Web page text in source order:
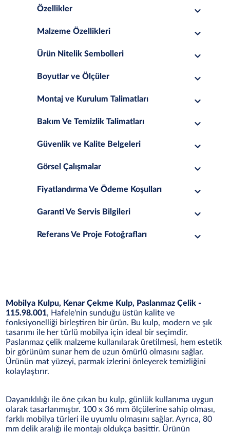
Özellikler
Malzeme Özellikleri
Ürün Nitelik Sembolleri
Boyutlar ve Ölçüler
Montaj ve Kurulum Talimatları
Bakım Ve Temizlik Talimatları
Güvenlik ve Kalite Belgeleri
Görsel Çalışmalar
Fiyatlandırma Ve Ödeme Koşulları
Garanti Ve Servis Bilgileri
Referans Ve Proje Fotoğrafları
Mobilya Kulpu, Kenar Çekme Kulp, Paslanmaz Çelik -
115.98.001, Hafele'nin sunduğu üstün kalite ve
fonksiyonelliği birleştiren bir ürün. Bu kulp, modern ve şık
tasarımı ile her türlü mobilya için ideal bir seçimdir.
Paslanmaz çelik malzeme kullanılarak üretilmesi, hem estetik
bir görünüm sunar hem de uzun ömürlü olmasını sağlar.
Ürünün mat yüzeyi, parmak izlerini önleyerek temizliğini
kolaylaştırır.
Dayanıklılığı ile öne çıkan bu kulp, günlük kullanıma uygun
olarak tasarlanmıştır. 100 x 36 mm ölçülerine sahip olması,
farklı mobilya türleri ile uyumlu olmasını sağlar. Ayrıca, 80
mm delik aralığı ile montajı oldukça basittir. Ürünün